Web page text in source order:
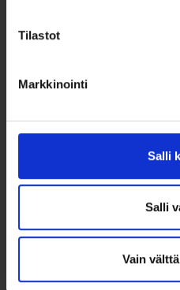
Tilastot
Markkinointi
Salli
Salli
Vain